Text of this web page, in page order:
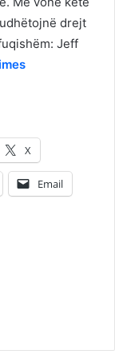
drejt
Jeff
X
Email